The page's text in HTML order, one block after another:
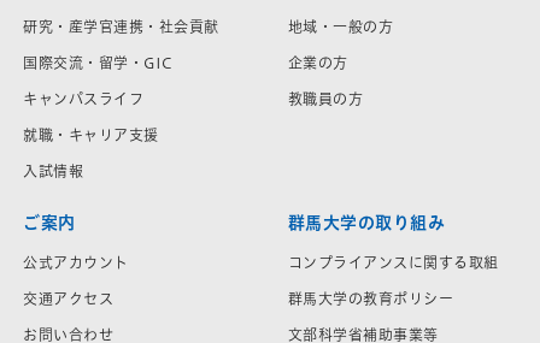
研究・産学官連携・社会貢献
国際交流・留学・GIC
キャンパスライフ
就職・キャリア支援
入試情報
地域・一般の方
企業の方
教職員の方
ご案内
公式アカウント
交通アクセス
お問い合わせ
群馬大学の取り組み
コンプライアンスに関する取組
群馬大学の教育ポリシー
文部科学省補助事業等